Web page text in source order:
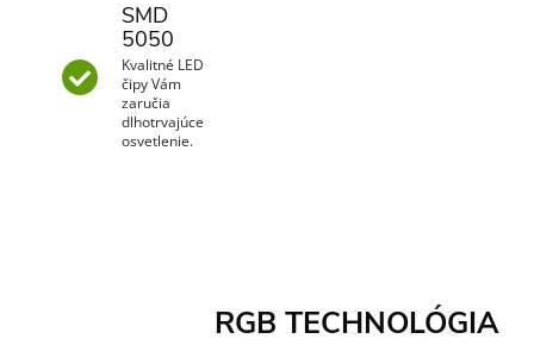
SMD
5050
Kvalitné LED
čipy Vám
zaručia
dlhotrvajúce
osvetlenie.
RGB TECHNOLÓGIA